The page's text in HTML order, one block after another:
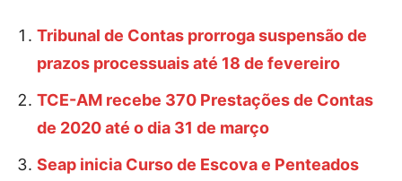
Tribunal de Contas prorroga suspensão de
prazos processuais até 18 de fevereiro
TCE-AM recebe 370 Prestações de Contas
de 2020 até o dia 31 de março
Seap inicia Curso de Escova e Penteados